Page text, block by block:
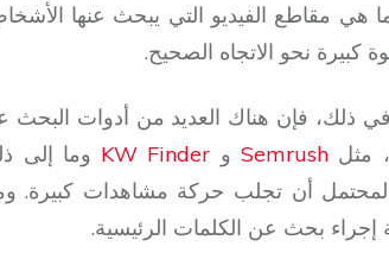
هي مقاطع الفيديو التي يبحث عنها
كبيرة نحو الاتجاه الصحيح.
ذلك، فإن هناك العديد من أدوات البحث
مثل Semrushو KW Finder وما إلى
المحتمل أن تجلب حركة مشاهدات كبيرة.
إجراء بحث عن الكلمات الرئيسية.